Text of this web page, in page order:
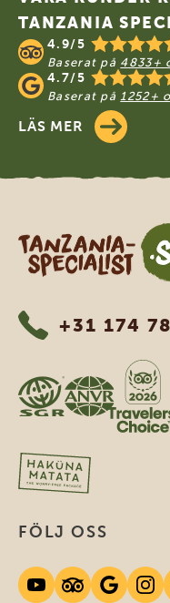
TANZANIA
4.9/5
Baserat på 4833+
4.7/5
Baserat på 1252+
LÄS MER
Tanzania Specialist
+31 174
FÖLJ OSS